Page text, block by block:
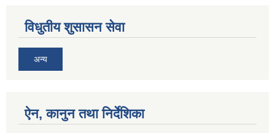
विधुतीय शुसासन सेवा
अन्य
ऐन, कानुन तथा निर्देशिका